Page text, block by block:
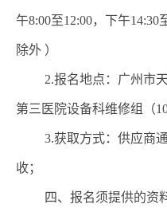
午8:00至1 2:00，下午14:30
除外 ）
2.报名地点： 广州市
第三医院设备科维修组（
3.获取方式：供应商
收；
四、报名须提供的资